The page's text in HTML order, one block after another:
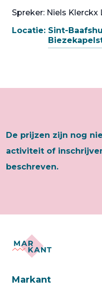
Spreker: Niels
Locatie: Sint-
De prijzen zijn nog
activiteit of
beschreven.
Markant